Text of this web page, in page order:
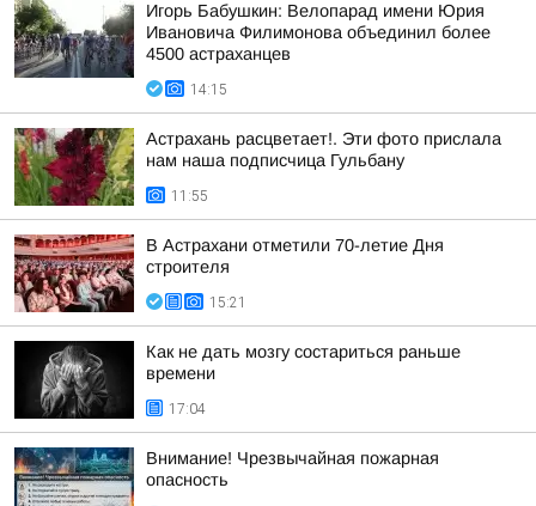
Игорь Бабушкин: Велопарад имени Юрия
Ивановича Филимонова объединил более
4500 астраханцев
14:15
Астрахань расцветает!. Эти фото прислала
нам наша подписчица Гульбану
11:55
В Астрахани отметили 70-летие Дня
строителя
15:21
Как не дать мозгу состариться раньше
времени
17:04
Внимание! Чрезвычайная пожарная
опасность